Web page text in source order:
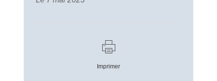
Imprimer